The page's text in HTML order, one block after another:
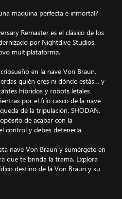
máquina perfecta e inmortal?
Remaster es el clásico de los
por Nightdive Studios.
multiplataforma.
en la nave Von Braun,
quién eres ni dónde estás… y
híbridos y robots letales
por el frío casco de la nave
de la tripulación. SHODAN,
de acabar con la
control y debes detenerla.
nave Von Braun y sumérgete en
que te brinda la trama. Explora
destino de la Von Braun y su